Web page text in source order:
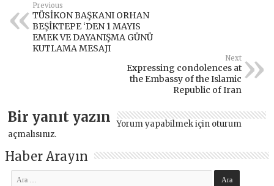
Previous
TÜSİKON BAŞKANI ORHAN
BEŞİKTEPE ‘DEN 1 MAYIS
EMEK VE DAYANIŞMA GÜNÜ
KUTLAMA MESAJI
Next
Expressing condolences at
the Embassy of the Islamic
Republic of Iran
Bir yanıt yazın Yorum yapabilmek için oturum
açmalısınız.
Haber Arayın